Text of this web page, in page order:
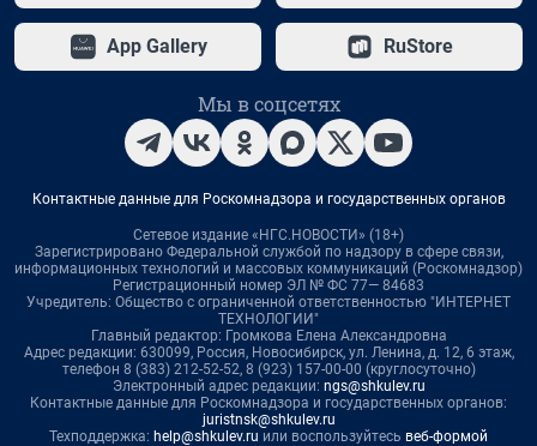
App Gallery RuStore
Мы в соцсетях
Контактные данные для Роскомнадзора и государственных органов
Сетевое издание «НГС.НОВОСТИ» (18+)
Зарегистрировано Федеральной службой по надзору в сфере связи,
информационных технологий и массовых коммуникаций (Роскомнадзор)
Регистрационный номер ЭЛ № ФС 77— 84683
Учредитель: Общество с ограниченной ответственностью "ИНТЕРНЕТ
ТЕХНОЛОГИИ"
Главный редактор: Громкова Елена Александровна
Адрес редакции: 630099, Россия, Новосибирск, ул. Ленина, д. 12, 6 этаж,
телефон 8 (383) 212-52-52, 8 (923) 157-00-00 (круглосуточно)
Электронный адрес редакции: ngs@shkulev.ru
Контактные данные для Роскомнадзора и государственных органов:
juristnsk@shkulev.ru
Техподдержка: help@shkulev.ru или воспользуйтесь веб-формой